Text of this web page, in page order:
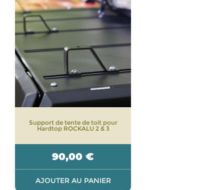
Support de tente de toit pour
Hardtop ROCKALU 2 & 3
90,00 €
AJOUTER AU PANIER